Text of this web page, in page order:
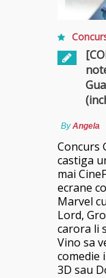
ByAngela
Concurs
castiga
mai
ecrane
Marvel
Lord,
carora li
Vino sa
comedie
3D sau